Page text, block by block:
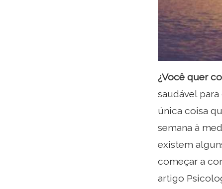
¿Você quer
saudável
única coisa
semana à
existem
começar a
artigo